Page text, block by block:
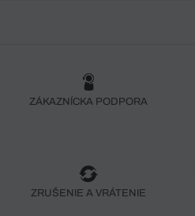
ZÁKAZNÍCKA PODPORA
ZRUŠENIE A VRÁTENIE